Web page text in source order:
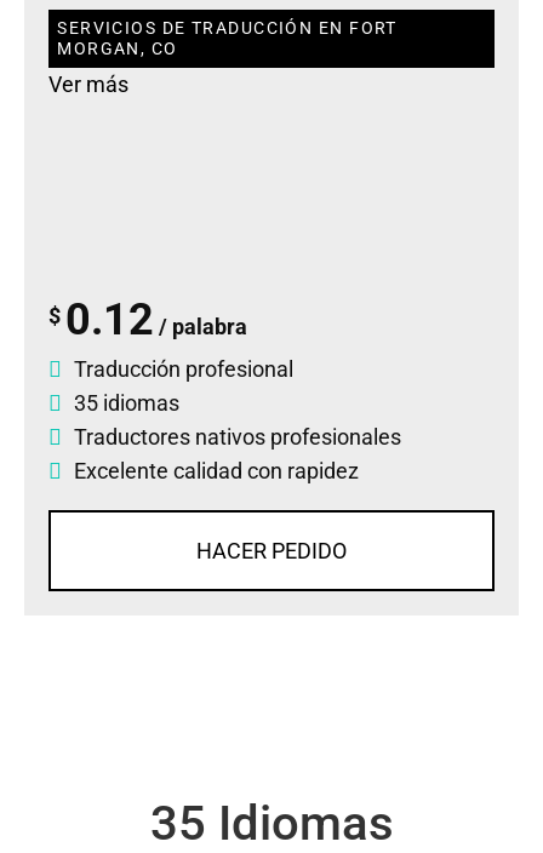
SERVICIOS DE TRADUCCIÓN EN FORT
MORGAN, CO
Ver más
$ 0.12 / palabra
Traducción profesional
35 idiomas
Traductores nativos profesionales
Excelente calidad con rapidez
HACER PEDIDO
35 Idiomas